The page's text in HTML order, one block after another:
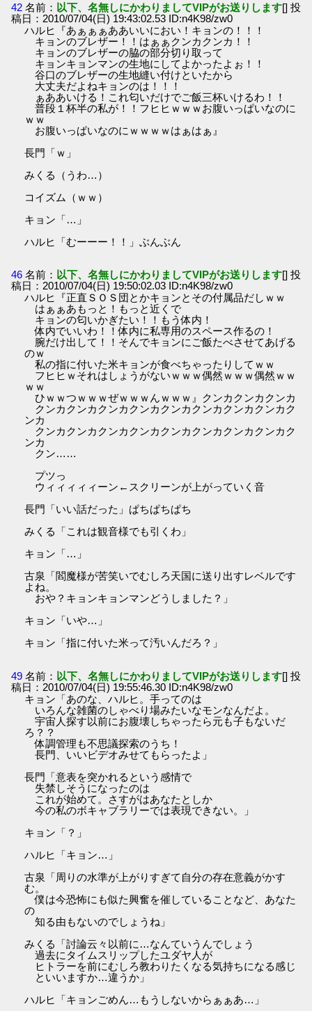
42 名前： 以下、名無しにかわりましてVIPがお送りします[] 投
稿日：2010/07/04(日) 19:43:02.53 ID:n4K98/zw0
ハルヒ『あぁぁぁああいいにおい！キョンの！！！
キョンのブレザー！！はぁぁクンカクンカ！！
キョンのブレザーの脇の部分切り取って
キョンキョンマンの生地にしてよかったよぉ！！
谷口のブレザーの生地縫い付けといたから
大丈夫だよねキョンのは！！！
ぁああいける！これ匂いだけでご飯三杯いけるわ！！
普段１杯半の私が！！フヒヒｗｗｗお腹いっぱいなのに
ｗｗ
お腹いっぱいなのにｗｗｗｗはぁはぁ』
長門「ｗ」
みくる（うわ…）
コイズム（ｗｗ）
キョン「…」
ハルヒ「むーーー！！」ぶんぶん
46 名前： 以下、名無しにかわりましてVIPがお送りします[] 投
稿日：2010/07/04(日) 19:50:02.03 ID:n4K98/zw0
ハルヒ『正直ＳＯＳ団とかキョンとその付属品だしｗｗ
はぁぁあもっと！もっと近くで
キョンの匂いかぎたい！！もう体内！
体内でいいわ！！体内に私専用のスペース作るの！
腕だけ出して！！そんでキョンにご飯たべさせてあげる
のｗ
私の指に付いた米キョンが食べちゃったりしてｗｗ
フヒヒｗそれはしょうがないｗｗｗ偶然ｗｗｗ偶然ｗｗ
ｗｗ
ひｗｗつｗｗｗぜｗｗｗんｗｗｗ』クンカクンカクンカ
クンカクンカクンカクンカクンカクンカクンカクンカク
ンカ
クンカクンカクンカクンカクンカクンカクンカクンカク
ンカ
クン……
プツっ
ウィィィィィーン←スクリーンが上がっていく音
長門「いい話だった」ぱちぱちぱち
みくる「これは観音様でも引くわ」
キョン「…」
古泉「閻魔様が苦笑いでむしろ天国に送り出すレベルです
よね。
おや？キョンキョンマンどうしました？」
キョン「いや…」
キョン「指に付いた米って汚いんだろ？」
49 名前： 以下、名無しにかわりましてVIPがお送りします[] 投
稿日：2010/07/04(日) 19:55:46.30 ID:n4K98/zw0
キョン「あのな、ハルヒ。手ってのは
いろんな雑菌のしゃべり場みたいなモンなんだよ。
宇宙人探す以前にお腹壊しちゃったら元も子もないだ
ろ？？
体調管理も不思議探索のうち！
長門、いいビデオみせてもらったよ」
長門「意表を突かれるという感情で
失禁しそうになったのは
これが始めて。さすがはあなたとしか
今の私のボキャブラリーでは表現できない。」
キョン「？」
ハルヒ「キョン…」
古泉「周りの水準が上がりすぎて自分の存在意義がかす
む。
僕は今恐怖にも似た興奮を催していることなど、あなた
の
知る由もないのでしょうね」
みくる「討論云々以前に…なんていうんでしょう
過去にタイムスリップしたユダヤ人が
ヒトラーを前にむしろ教わりたくなる気持ちになる感じ
といいますか…違うか」
ハルヒ「キョンごめん…もうしないからぁぁあ…」